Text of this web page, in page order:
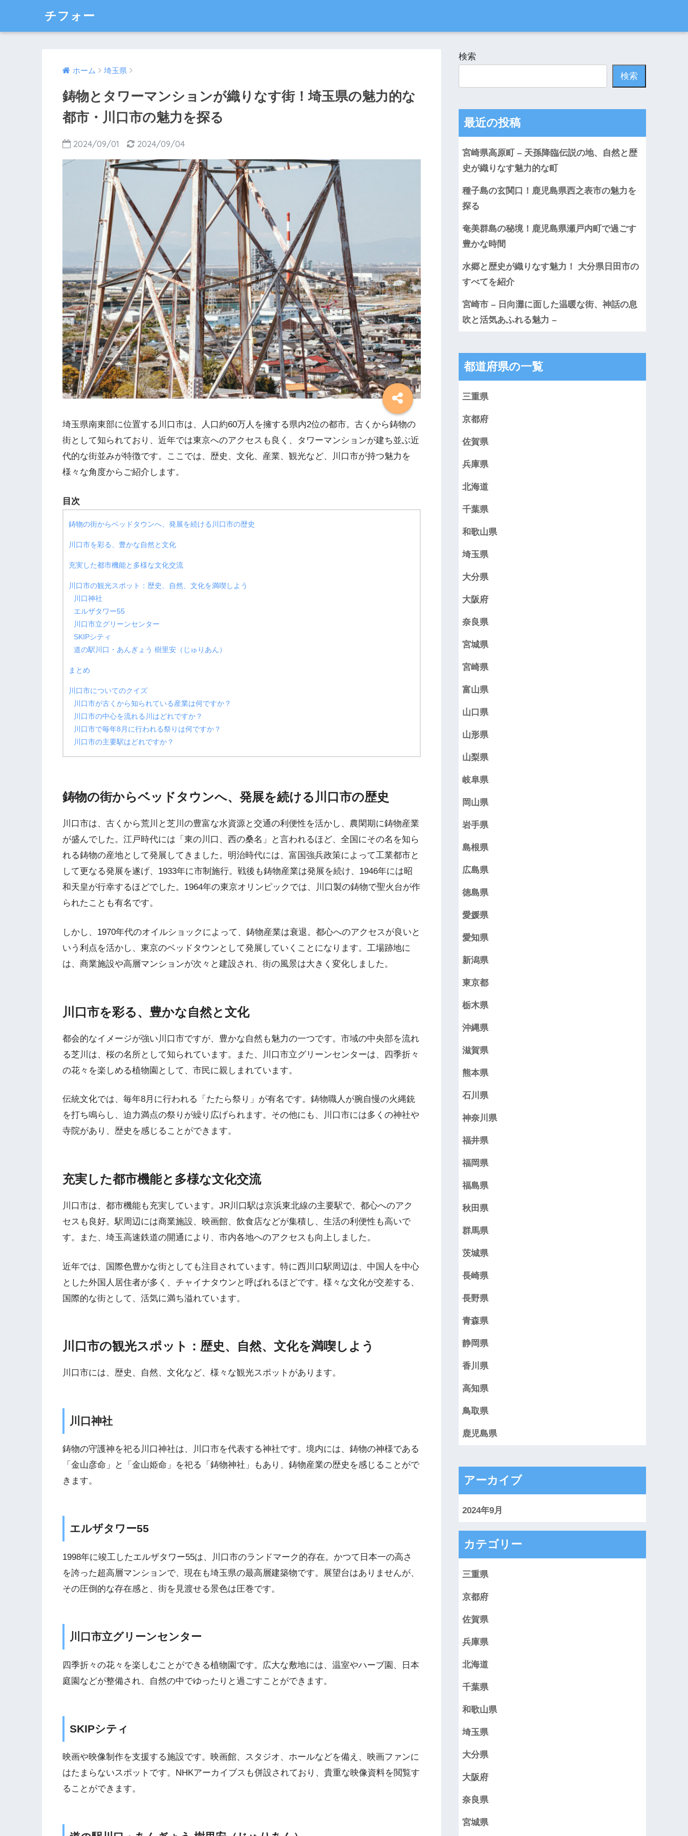
チフォー
ホーム 埼玉県
鋳物とタワーマンションが織りなす街！埼玉県の魅力的な
都市・川口市の魅力を探る
2024/09/01 2024/09/04
埼玉県南東部に位置する川口市は、人口約60万人を擁する県内2位の都市。古くから鋳物の
街として知られており、近年では東京へのアクセスも良く、タワーマンションが建ち並ぶ近
代的な街並みが特徴です。ここでは、歴史、文化、産業、観光など、川口市が持つ魅力を
様々な角度からご紹介します。
目次
鋳物の街からベッドタウンへ、発展を続ける川口市の歴史
川口市を彩る、豊かな自然と文化
充実した都市機能と多様な文化交流
川口市の観光スポット：歴史、自然、文化を満喫しよう
川口神社
エルザタワー55
川口市立グリーンセンター
SKIPシティ
道の駅川口・あんぎょう 樹里安（じゅりあん）
まとめ
川口市についてのクイズ
川口市が古くから知られている産業は何ですか？
川口市の中心を流れる川はどれですか？
川口市で毎年8月に行われる祭りは何ですか？
川口市の主要駅はどれですか？
鋳物の街からベッドタウンへ、発展を続ける川口市の歴史
川口市は、古くから荒川と芝川の豊富な水資源と交通の利便性を活かし、農閑期に鋳物産業
が盛んでした。江戸時代には「東の川口、西の桑名」と言われるほど、全国にその名を知ら
れる鋳物の産地として発展してきました。明治時代には、富国強兵政策によって工業都市と
して更なる発展を遂げ、1933年に市制施行。戦後も鋳物産業は発展を続け、1946年には昭
和天皇が行幸するほどでした。1964年の東京オリンピックでは、川口製の鋳物で聖火台が作
られたことも有名です。
しかし、1970年代のオイルショックによって、鋳物産業は衰退。都心へのアクセスが良いと
いう利点を活かし、東京のベッドタウンとして発展していくことになります。工場跡地に
は、商業施設や高層マンションが次々と建設され、街の風景は大きく変化しました。
川口市を彩る、豊かな自然と文化
都会的なイメージが強い川口市ですが、豊かな自然も魅力の一つです。市域の中央部を流れ
る芝川は、桜の名所として知られています。また、川口市立グリーンセンターは、四季折々
の花々を楽しめる植物園として、市民に親しまれています。
伝統文化では、毎年8月に行われる「たたら祭り」が有名です。鋳物職人が腕自慢の火縄銃
を打ち鳴らし、迫力満点の祭りが繰り広げられます。その他にも、川口市には多くの神社や
寺院があり、歴史を感じることができます。
充実した都市機能と多様な文化交流
川口市は、都市機能も充実しています。JR川口駅は京浜東北線の主要駅で、都心へのアク
セスも良好。駅周辺には商業施設、映画館、飲食店などが集積し、生活の利便性も高いで
す。また、埼玉高速鉄道の開通により、市内各地へのアクセスも向上しました。
近年では、国際色豊かな街としても注目されています。特に西川口駅周辺は、中国人を中心
とした外国人居住者が多く、チャイナタウンと呼ばれるほどです。様々な文化が交差する、
国際的な街として、活気に満ち溢れています。
川口市の観光スポット：歴史、自然、文化を満喫しよう
川口市には、歴史、自然、文化など、様々な観光スポットがあります。
川口神社
鋳物の守護神を祀る川口神社は、川口市を代表する神社です。境内には、鋳物の神様である
「金山彦命」と「金山姫命」を祀る「鋳物神社」もあり、鋳物産業の歴史を感じることがで
きます。
エルザタワー55
1998年に竣工したエルザタワー55は、川口市のランドマーク的存在。かつて日本一の高さ
を誇った超高層マンションで、現在も埼玉県の最高層建築物です。展望台はありませんが、
その圧倒的な存在感と、街を見渡せる景色は圧巻です。
川口市立グリーンセンター
四季折々の花々を楽しむことができる植物園です。広大な敷地には、温室やハーブ園、日本
庭園などが整備され、自然の中でゆったりと過ごすことができます。
SKIPシティ
映画や映像制作を支援する施設です。映画館、スタジオ、ホールなどを備え、映画ファンに
はたまらないスポットです。NHKアーカイブスも併設されており、貴重な映像資料を閲覧す
ることができます。
検索
検索
最近の投稿
宮崎県高原町 – 天孫降臨伝説の地、自然と歴
史が織りなす魅力的な町
種子島の玄関口！鹿児島県西之表市の魅力を
探る
奄美群島の秘境！鹿児島県瀬戸内町で過ごす
豊かな時間
水郷と歴史が織りなす魅力！ 大分県日田市の
すべてを紹介
宮崎市 – 日向灘に面した温暖な街、神話の息
吹と活気あふれる魅力 –
都道府県の一覧
三重県
京都府
佐賀県
兵庫県
北海道
千葉県
和歌山県
埼玉県
大分県
大阪府
奈良県
宮城県
宮崎県
富山県
山口県
山形県
山梨県
岐阜県
岡山県
岩手県
島根県
広島県
徳島県
愛媛県
愛知県
新潟県
東京都
栃木県
沖縄県
滋賀県
熊本県
石川県
神奈川県
福井県
福岡県
福島県
秋田県
群馬県
茨城県
長崎県
長野県
青森県
静岡県
香川県
高知県
鳥取県
鹿児島県
アーカイブ
2024年9月
カテゴリー
三重県
京都府
佐賀県
兵庫県
北海道
千葉県
和歌山県
埼玉県
大分県
大阪府
奈良県
宮城県